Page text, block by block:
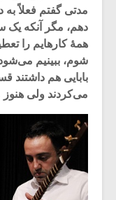
مدتی گفتم فعلاً به
دهم، مگر آنکه
همۀ کارهایم را
شوم، ببینیم می‌شود
بابایی هم داشتند
می‌کردند ولی هنوز